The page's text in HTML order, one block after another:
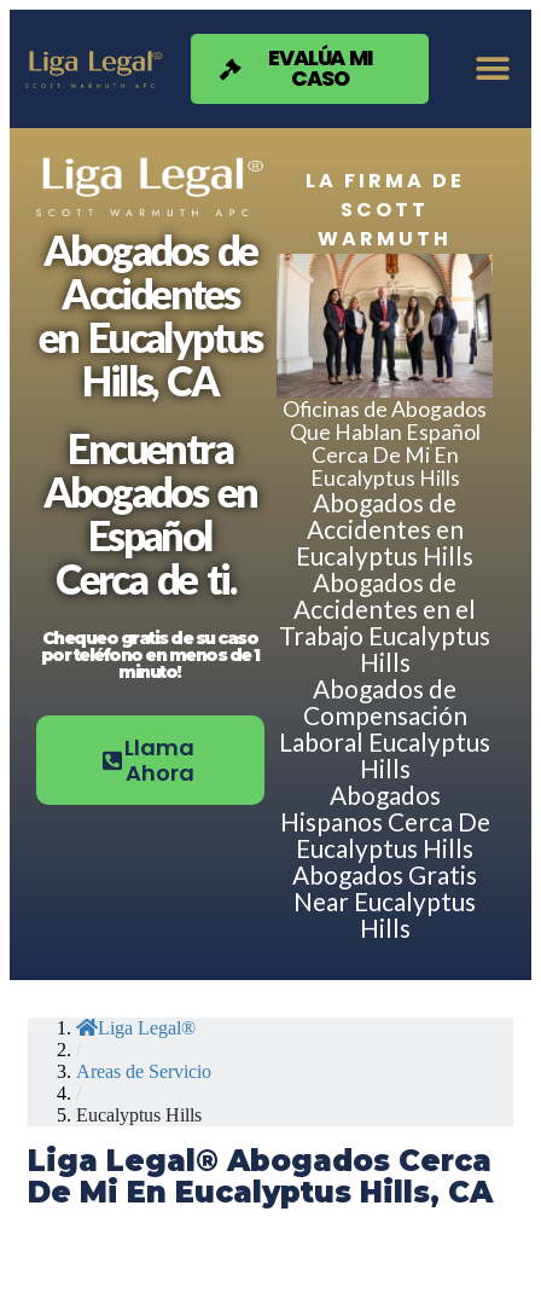
Nota:
sitio
web
accesibilidad.
EVALÚA MI
CASO
Abogados de
Accidentes
en Eucalyptus
Hills, CA
Encuentra
Abogados en
Español
Cerca de ti.
Chequeo gratis de su caso
por teléfono en menos de 1
minuto!
Llama
Ahora
LA FIRMA DE
SCOTT
WARMUTH
Oficinas de Abogados
Que Hablan Español
Cerca De Mi En
Eucalyptus Hills
Abogados de
Accidentes en
Eucalyptus Hills
Abogados de
Accidentes en el
Trabajo Eucalyptus
Hills
Abogados de
Compensación
Laboral Eucalyptus
Hills
Abogados
Hispanos Cerca De
Eucalyptus Hills
Abogados Gratis
Near Eucalyptus
Hills
Liga Legal®
/
Areas de Servicio
/
Eucalyptus Hills
Liga Legal® Abogados Cerca
De Mi En Eucalyptus Hills, CA